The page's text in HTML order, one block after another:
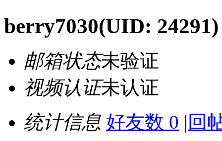
berry7030(UID: 24291)
邮箱状态未验证
视频认证未认证
统计信息 好友数 0 | 回